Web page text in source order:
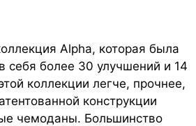
Alpha, которая была
себя более 30 улучшений и 14
коллекции легче, прочнее,
конструкции
чемоданы. Большинство